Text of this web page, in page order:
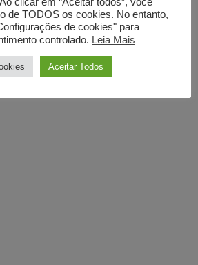
de TODOS os cookies. No entanto,
de cookies" para
controlado. Leia Mais
Aceitar Todos